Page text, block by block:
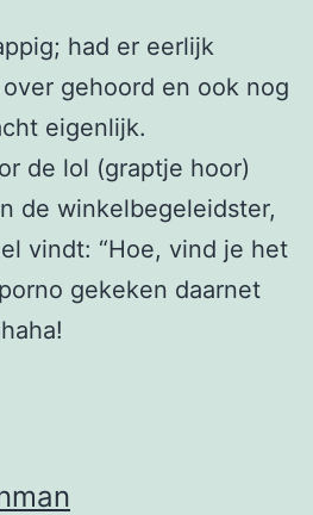
had er eerlijk
gehoord en ook nog
eigenlijk.
de lol (graptje hoor)
de winkelbegeleidster,
vindt: “Hoe, vind je het
gekeken daarnet